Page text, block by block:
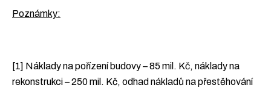
Poznámky:
[1] Náklady na pořízení budovy – 85 mil. Kč, náklady na
rekonstrukci – 250 mil. Kč, odhad nákladů na přestěhování